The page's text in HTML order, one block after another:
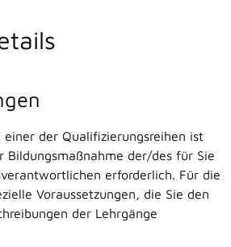
einer der Qualifizierungsreihen ist
Bildungsmaßnahme der/des für Sie
erforderlich. Für die
Voraussetzungen, die Sie den
der Lehrgänge